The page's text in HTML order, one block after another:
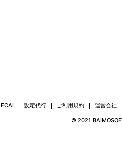
ECAI 設定代行 ご利用規約 運営会社
© 2021